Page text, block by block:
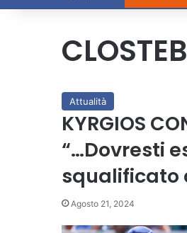
Attualità
KYRGIOS
“…Dovresti
squalificato
Agosto 21, 2024